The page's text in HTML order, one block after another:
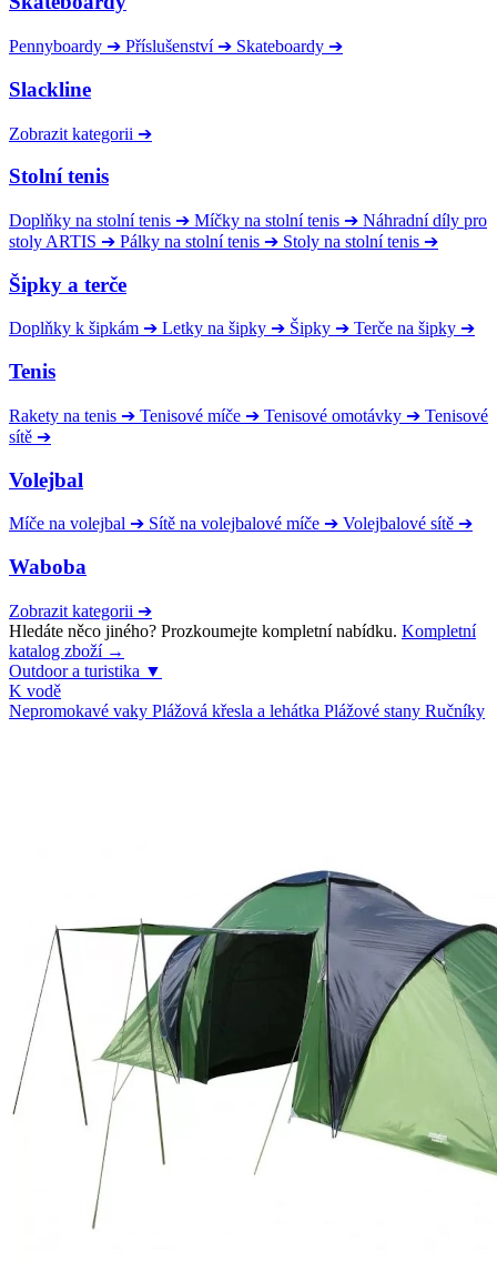
Pennyboardy ➔ Příslušenství ➔ Skateboardy ➔
Slackline
Zobrazit kategorii ➔
Stolní tenis
Doplňky na stolní tenis ➔ Míčky na stolní tenis ➔ Náhradní díly pro
stoly ARTIS ➔ Pálky na stolní tenis ➔ Stoly na stolní tenis ➔
Šipky a terče
Doplňky k šipkám ➔ Letky na šipky ➔ Šipky ➔ Terče na šipky ➔
Tenis
Rakety na tenis ➔ Tenisové míče ➔ Tenisové omotávky ➔ Tenisové
sítě ➔
Volejbal
Míče na volejbal ➔ Sítě na volejbalové míče ➔ Volejbalové sítě ➔
Waboba
Zobrazit kategorii ➔
Hledáte něco jiného? Prozkoumejte kompletní nabídku. Kompletní
katalog zboží →
Outdoor a turistika ▼
K vodě
Nepromokavé vaky Plážová křesla a lehátka Plážové stany Ručníky